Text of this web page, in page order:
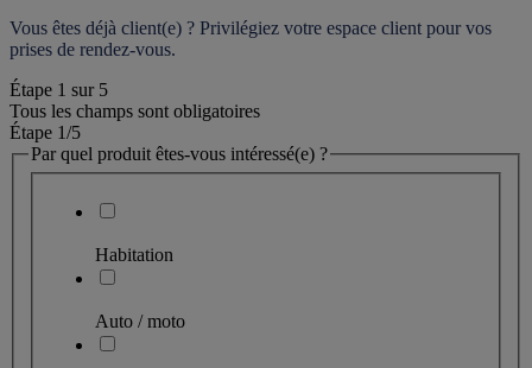
Vous êtes déjà client(e) ? Privilégiez votre espace client pour vos
prises de rendez-vous.
Étape 1 sur 5
Tous les champs sont obligatoires
Étape 1/5
Par quel produit êtes-vous intéressé(e) ?
Habitation
Auto / moto